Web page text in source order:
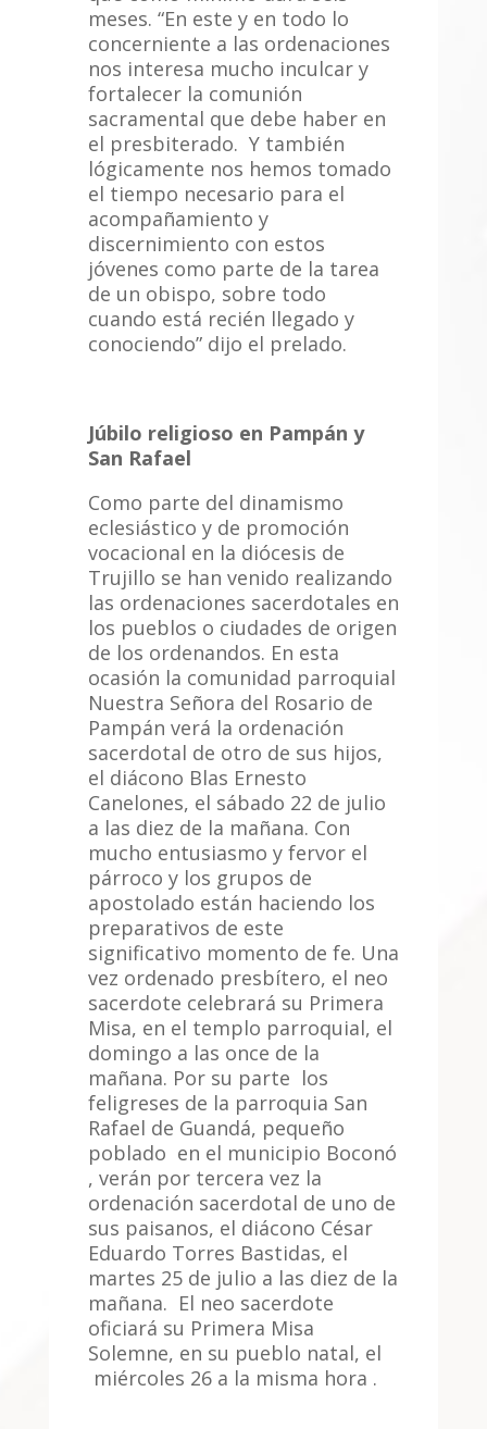
meses. “En este y en todo lo
concerniente a las ordenaciones
nos interesa mucho inculcar y
fortalecer la comunión
sacramental que debe haber en
el presbiterado. Y también
lógicamente nos hemos tomado
el tiempo necesario para el
acompañamiento y
discernimiento con estos
jóvenes como parte de la tarea
de un obispo, sobre todo
cuando está recién llegado y
conociendo” dijo el prelado.
Júbilo religioso en Pampán y
San Rafael
Como parte del dinamismo
eclesiástico y de promoción
vocacional en la diócesis de
Trujillo se han venido realizando
las ordenaciones sacerdotales en
los pueblos o ciudades de origen
de los ordenandos. En esta
ocasión la comunidad parroquial
Nuestra Señora del Rosario de
Pampán verá la ordenación
sacerdotal de otro de sus hijos,
el diácono Blas Ernesto
Canelones, el sábado 22 de julio
a las diez de la mañana. Con
mucho entusiasmo y fervor el
párroco y los grupos de
apostolado están haciendo los
preparativos de este
significativo momento de fe. Una
vez ordenado presbítero, el neo
sacerdote celebrará su Primera
Misa, en el templo parroquial, el
domingo a las once de la
mañana. Por su parte los
feligreses de la parroquia San
Rafael de Guandá, pequeño
poblado en el municipio Boconó
, verán por tercera vez la
ordenación sacerdotal de uno de
sus paisanos, el diácono César
Eduardo Torres Bastidas, el
martes 25 de julio a las diez de la
mañana. El neo sacerdote
oficiará su Primera Misa
Solemne, en su pueblo natal, el
miércoles 26 a la misma hora .